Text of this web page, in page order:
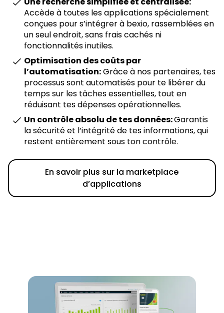
Accède à toutes les applications spécialement
conçues pour s’intégrer à bexio, rassemblées en
un seul endroit, sans frais cachés ni
fonctionnalités inutiles.
Optimisation des coûts par
l’automatisation:Grâce à nos partenaires, tes
processus sont automatisés pour te libérer du
temps sur les tâches essentielles, tout en
réduisant tes dépenses opérationnelles.
Un contrôle absolu de tes données:Garantis
la sécurité et l’intégrité de tes informations, qui
restent entièrement sous ton contrôle.
En savoir plus sur la marketplace
d’applications